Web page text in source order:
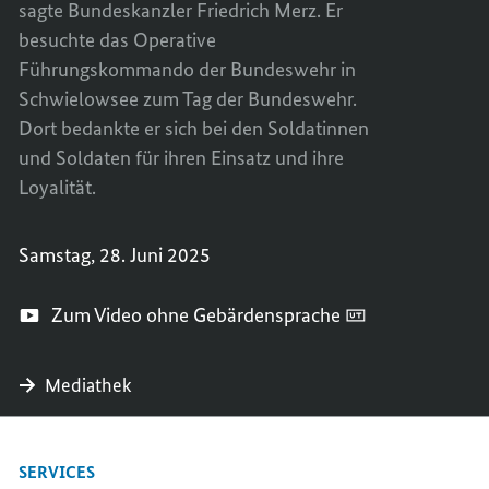
sagte Bundeskanzler Friedrich Merz. Er
besuchte das Operative
Führungskommando der Bundeswehr in
Schwielowsee zum Tag der Bundeswehr.
Dort bedankte er sich bei den Soldatinnen
und Soldaten für ihren Einsatz und ihre
Loyalität.
Samstag, 28. Juni 2025
Zum Video ohne Gebärdensprache
Mediathek
SERVICES